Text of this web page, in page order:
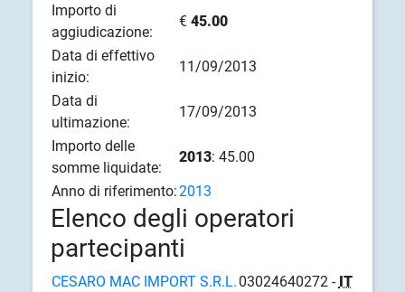
Importo di
aggiudicazione:
€ 45.00
Data di effettivo
inizio:
11/09/2013
Data di
ultimazione:
17/09/2013
Importo delle
somme liquidate:
2013: 45.00
Anno di riferimento:2013
Elenco degli operatori
partecipanti
CESARO MAC IMPORT S.R.L. 03024640272 - IT